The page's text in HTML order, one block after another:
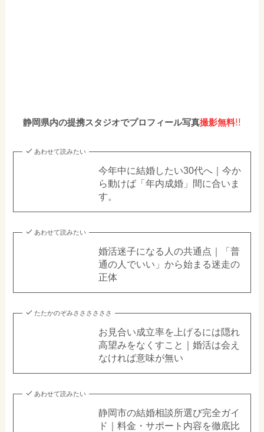
静岡県内の提携スタジオでプロフィール写真撮影無料!!
あわせて読みたい
今年中に結婚したい30代へ｜今か
ら動けば「年内成婚」間に合いま
す。
あわせて読みたい
婚活迷子になる人の共通点｜「普
通の人でいい」から始まる迷走の
正体
たたかのぞみささささささ
お見合い成立率を上げるには隠れ
高望みをなくすこと｜婚活は会え
なければ意味が無い
あわせて読みたい
静岡市の結婚相談所選び完全ガイ
ド｜料金・サポート内容を徹底比